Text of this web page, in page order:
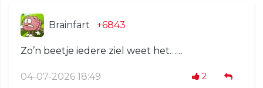
Brainfart +6843
Zo’n beetje iedere ziel weet het……
04-07-2026 18:49 2